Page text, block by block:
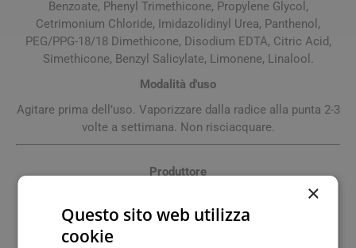
Benzoate, Phenyl Trimethicone, Propylene Glycol,
Cetrimonium Chloride, Imidazolidinyl Urea, Panthenol,
PEG/PPG-18/18 Dimethicone, Disodium EDTA, Citric Acid,
Simethicone, Benzyl Salicylate, Limonene, Linalool.
Modalità d'uso
Agitare prima dell’uso. Vaporizzare dalla radice alla punta 2-3
volte a settimana. Non risciacquare.
Produttore
02477590992 www.ntsbenessereitalia.it
Sede Operativa: Via F.Lli Canepa, 134 16010 Serra Ricco' Ge
Fax: Email:
×
Questo sito web utilizza
cookie